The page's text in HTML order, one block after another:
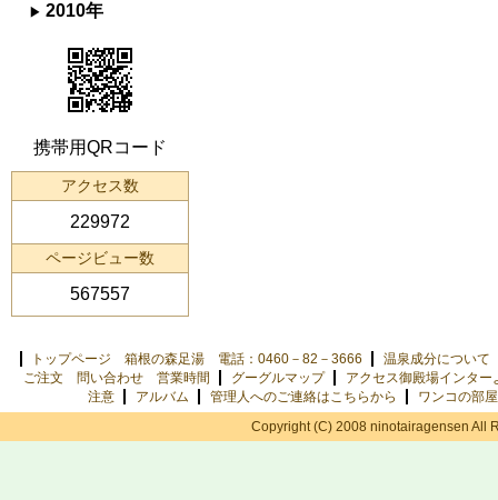
2010年
携帯用QRコード
アクセス数
229972
ページビュー数
567557
トップページ 箱根の森足湯 電話：0460－82－3666
温泉成分について
ご注文 問い合わせ 営業時間
グーグルマップ
アクセス御殿場インター
注意
アルバム 管理人へのご連絡はこちらから
ワンコの部屋
Copyright (C) 2008 ninotairagensen All